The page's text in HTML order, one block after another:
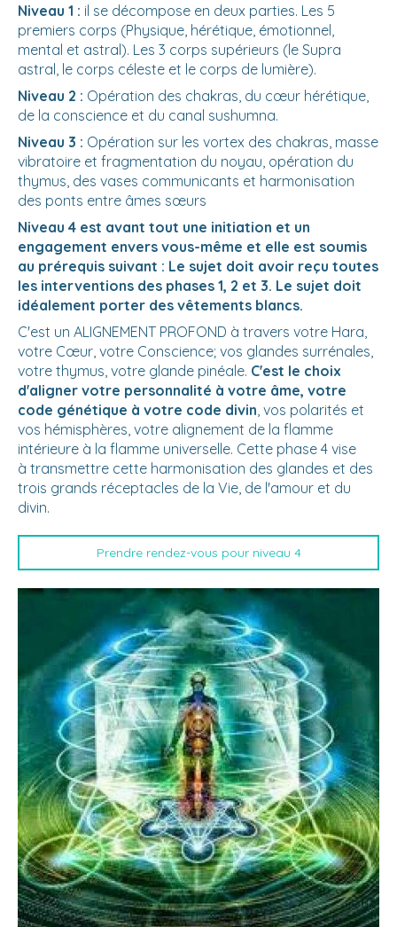
Niveau 1 : il se décompose en deux parties. Les 5
premiers corps (Physique, hérétique, émotionnel,
mental et astral). Les 3 corps supérieurs (le Supra
astral, le corps céleste et le corps de lumière).
Niveau 2 : Opération des chakras, du cœur hérétique,
de la conscience et du canal sushumna.
Niveau 3 : Opération sur les vortex des chakras, masse
vibratoire et fragmentation du noyau, opération du
thymus, des vases communicants et harmonisation
des ponts entre âmes sœurs
Niveau 4 est avant tout une initiation et un
engagement envers vous-même et elle est soumis
au prérequis suivant : Le sujet doit avoir reçu toutes
les interventions des phases 1, 2 et 3. Le sujet doit
idéalement porter des vêtements blancs.
C'est un ALIGNEMENT PROFOND à travers votre Hara,
votre Cœur, votre Conscience; vos glandes surrénales,
votre thymus, votre glande pinéale. C'est le choix
d'aligner votre personnalité à votre âme, votre
code génétique à votre code divin , vos polarités et
vos hémisphères, votre alignement de la flamme
intérieure à la flamme universelle. Cette phase 4 vise
à transmettre cette harmonisation des glandes et des
trois grands réceptacles de la Vie, de l'amour et du
divin.
Prendre rendez-vous pour niveau 4